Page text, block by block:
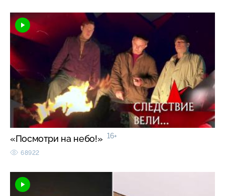
«Посмотри на небо!» 16+
68922